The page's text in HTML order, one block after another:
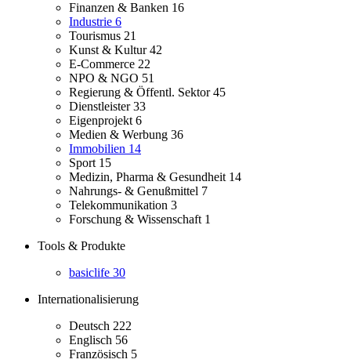
Finanzen & Banken 16
Industrie 6
Tourismus 21
Kunst & Kultur42
E-Commerce 22
NPO & NGO 51
Regierung & Öffentl. Sektor45
Dienstleister33
Eigenprojekt 6
Medien & Werbung 36
Immobilien 14
Sport 15
Medizin, Pharma & Gesundheit 14
Nahrungs- & Genußmittel 7
Telekommunikation 3
Forschung & Wissenschaft 1
Tools & Produkte
basiclife 30
Internationalisierung
Deutsch 222
Englisch 56
Französisch 5